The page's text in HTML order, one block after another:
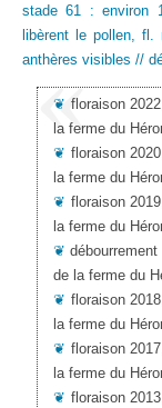
stade 61 : environ
libèrent le pollen,
anthères visibles //
❦ floraison
la ferme du
❦ floraison
la ferme du
❦ floraison
la ferme du
❦
de la ferme du
❦ floraison
la ferme du
❦ floraison
la ferme du
❦ floraison